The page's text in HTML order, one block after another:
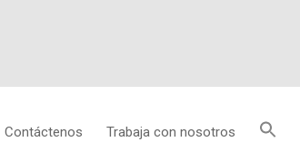
Contáctenos Trabaja con nosotros